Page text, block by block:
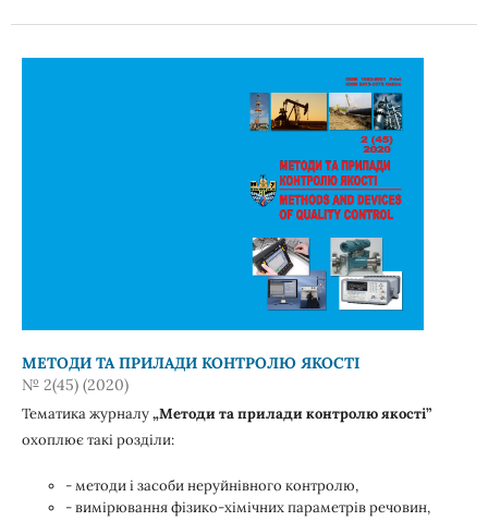
МЕТОДИ ТА ПРИЛАДИ КОНТРОЛЮ ЯКОСТІ
№ 2(45) (2020)
Тематика журналу„Методи та прилади контролю якості”
охоплює такі розділи:
- методи і засоби неруйнівного контролю,
- вимірювання фізико-хімічних параметрів речовин,